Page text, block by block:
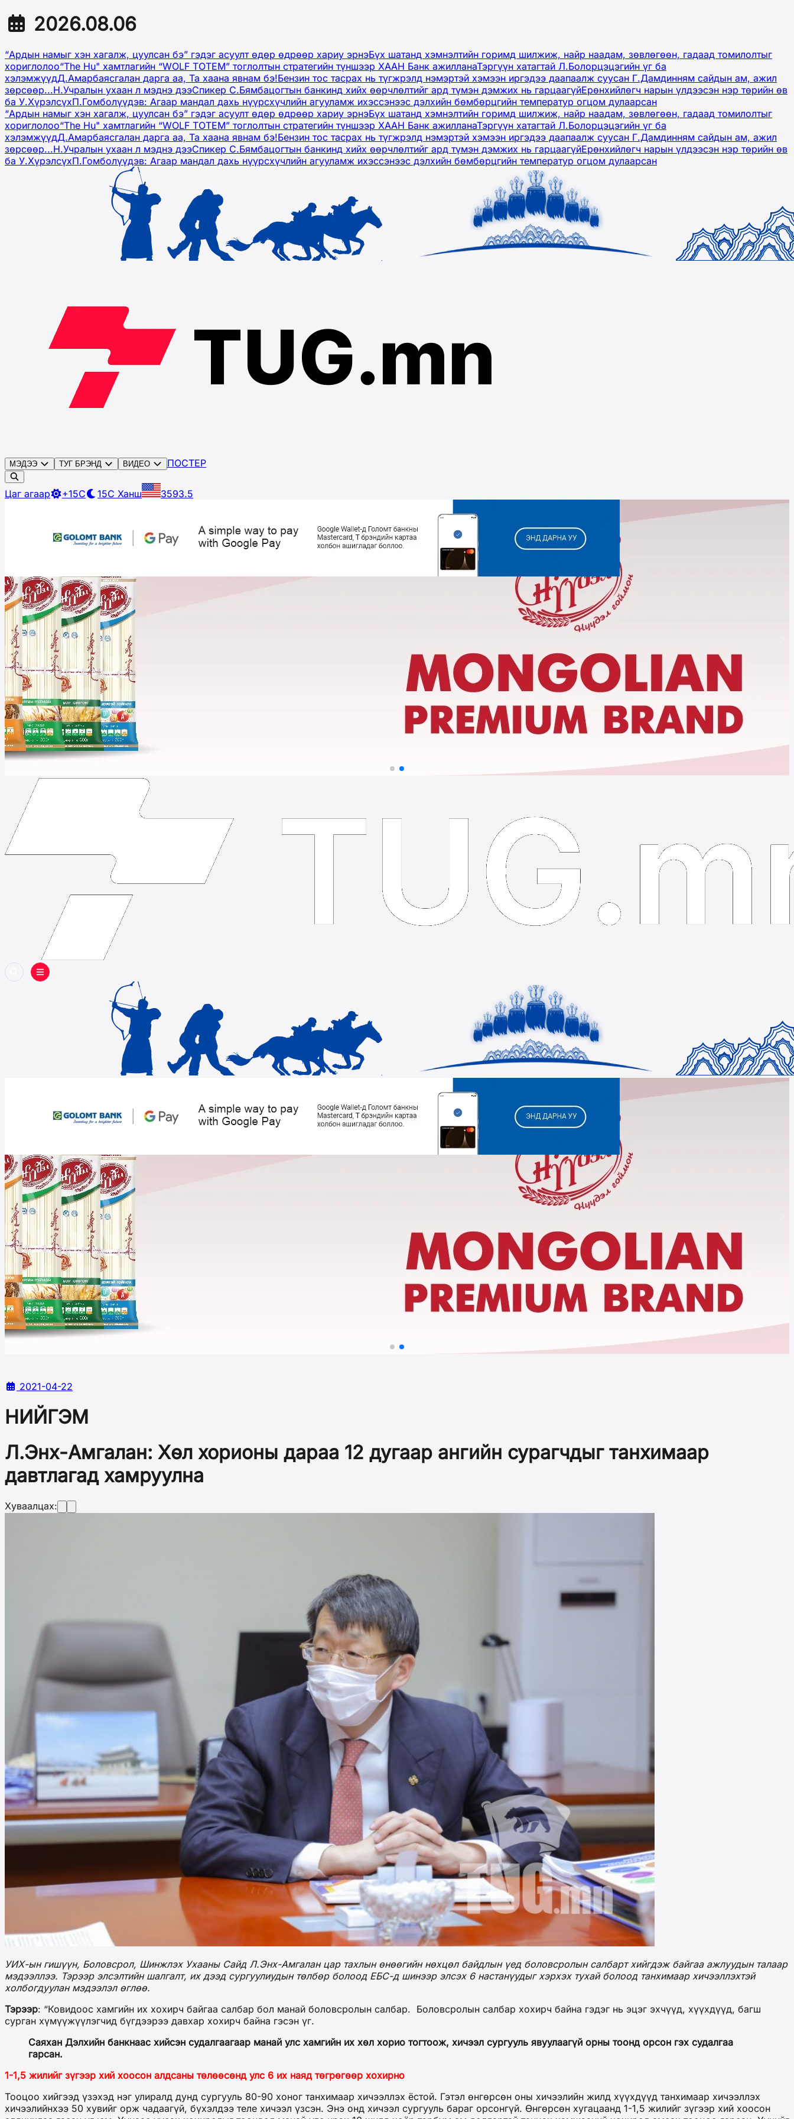
2026.08.06
“Ардын намыг хэн хагалж, цуулсан бэ” гэдэг асуулт өдөр өдрөөр хариу эрнэБүх шатанд хэмнэлтийн горимд шилжиж, найр наадам, зөвлөгөөн, гадаад томилолтыг
хориглолоо“The Hu" хамтлагийн “WOLF TOTEM” тоглолтын стратегийн түншээр ХААН Банк ажилланаТэргүүн хатагтай Л.Болорцэцэгийн үг ба
хэлэмжүүдД.Амарбаясгалан дарга аа, Та хаана явнам бэ!Бензин тос тасрах нь түгжрэлд нэмэртэй хэмээн иргэдээ даапаалж суусан Г.Дамдинням сайдын ам, ажил
зөрсөөр...Н.Учралын ухаан л мэднэ дээСпикер С.Бямбацогтын банкинд хийх өөрчлөлтийг ард түмэн дэмжих нь гарцаагүйЕрөнхийлөгч нарын үлдээсэн нэр төрийн өв
ба У.ХүрэлсүхП.Гомболүүдэв: Агаар мандал дахь нүүрсхүчлийн агууламж ихэссэнээс дэлхийн бөмбөрцгийн температур огцом дулаарсан
“Ардын намыг хэн хагалж, цуулсан бэ” гэдэг асуулт өдөр өдрөөр хариу эрнэБүх шатанд хэмнэлтийн горимд шилжиж, найр наадам, зөвлөгөөн, гадаад томилолтыг
хориглолоо“The Hu" хамтлагийн “WOLF TOTEM” тоглолтын стратегийн түншээр ХААН Банк ажилланаТэргүүн хатагтай Л.Болорцэцэгийн үг ба
хэлэмжүүдД.Амарбаясгалан дарга аа, Та хаана явнам бэ!Бензин тос тасрах нь түгжрэлд нэмэртэй хэмээн иргэдээ даапаалж суусан Г.Дамдинням сайдын ам, ажил
зөрсөөр...Н.Учралын ухаан л мэднэ дээСпикер С.Бямбацогтын банкинд хийх өөрчлөлтийг ард түмэн дэмжих нь гарцаагүйЕрөнхийлөгч нарын үлдээсэн нэр төрийн өв
ба У.ХүрэлсүхП.Гомболүүдэв: Агаар мандал дахь нүүрсхүчлийн агууламж ихэссэнээс дэлхийн бөмбөрцгийн температур огцом дулаарсан
МЭДЭЭ ТУГ БРЭНД ВИДЕО ПОСТЕР
Цаг агаар +15C 15C Ханш 3593.5
2021-04-22
НИЙГЭМ
Л.Энх-Амгалан: Хөл хорионы дараа 12 дугаар ангийн сурагчдыг танхимаар
давтлагад хамруулна
Хуваалцах:
УИХ-ын гишүүн, Боловсрол, Шинжлэх Ухааны Сайд Л.Энх-Амгалан цар тахлын өнөөгийн нөхцөл байдлын үед боловсролын салбарт хийгдэж байгаа ажлуудын талаар
мэдээллээ. Тэрээр элсэлтийн шалгалт, их дээд сургуулиудын төлбөр болоод ЕБС-д шинээр элсэх 6 настанүудыг хэрхэх тухай болоод танхимаар хичээллэхтэй
холбогдуулан мэдээлэл өглөө.
Тэрээр: “Ковидоос хамгийн их хохирч байгаа салбар бол манай боловсролын салбар. Боловсролын салбар хохирч байна гэдэг нь эцэг эхчүүд, хүүхдүүд, багш
сурган хүмүүжүүлэгчид бүгдээрээ давхар хохирч байна гэсэн үг.
Саяхан Дэлхийн банкнаас хийсэн судалгаагаар манай улс хамгийн их хөл хорио тогтоож, хичээл сургууль явуулаагүй орны тоонд орсон гэх судалгаа
гарсан.
1-1,5 жилийг зүгээр хий хоосон алдсаны төлөөсөнд улс 6 их наяд төгрөгөөр хохирно
Тооцоо хийгээд үзэхэд нэг улиралд дунд сургууль 80-90 хоног танхимаар хичээллэх ёстой. Гэтэл өнгөрсөн оны хичээлийн жилд хүүхдүүд танхимаар хичээллэх
хичээлийнхээ 50 хувийг орж чадаагүй, бүхэлдээ теле хичээл үзсэн. Энэ онд хичээл сургууль бараг орсонгүй. Өнгөрсөн хугацаанд 1-1,5 жилийг зүгээр хий хоосон